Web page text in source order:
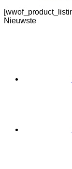
Nieuwste